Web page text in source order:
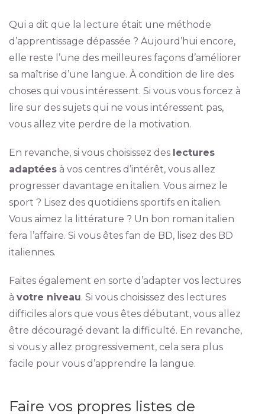
Qui a dit que la lecture était une méthode
d’apprentissage dépassée ? Aujourd’hui encore,
elle reste l’une des meilleures façons d’améliorer
sa maîtrise d’une langue. À condition de lire des
choses qui vous intéressent. Si vous vous forcez à
lire sur des sujets qui ne vous intéressent pas,
vous allez vite perdre de la motivation.
En revanche, si vous choisissez des lectures
adaptéesà vos centres d’intérêt, vous allez
progresser davantage en italien. Vous aimez le
sport ? Lisez des quotidiens sportifs en italien.
Vous aimez la littérature ? Un bon roman italien
fera l’affaire. Si vous êtes fan de BD, lisez des BD
italiennes.
Faites également en sorte d’adapter vos lectures
à votre niveau. Si vous choisissez des lectures
difficiles alors que vous êtes débutant, vous allez
être découragé devant la difficulté. En revanche,
si vous y allez progressivement, cela sera plus
facile pour vous d’apprendre la langue.
Faire vos propres listes de